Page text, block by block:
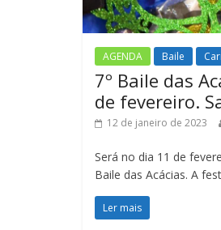
AGENDA Baile
7º Baile das
de fevereiro.
12 de janeiro de 2023
Será no dia 11 de
Baile das Acácias. A
Ler mais